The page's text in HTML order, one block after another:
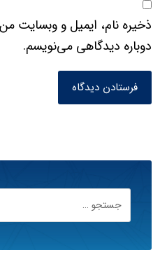
ذخیره نام، ایمیل و وبسایت من
دوباره دیدگاهی می‌نویسم.
فرستادن دیدگاه